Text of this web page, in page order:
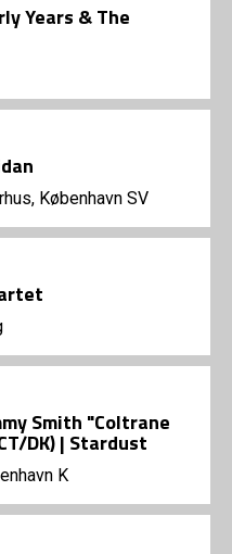
Years & The
København SV
Smith "Coltrane
DK) | Stardust
K